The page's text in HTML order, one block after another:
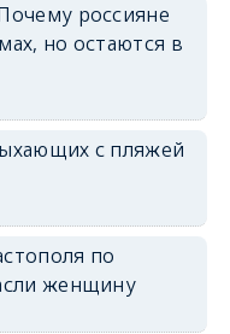
россияне
но остаются в
с пляжей
по
женщину